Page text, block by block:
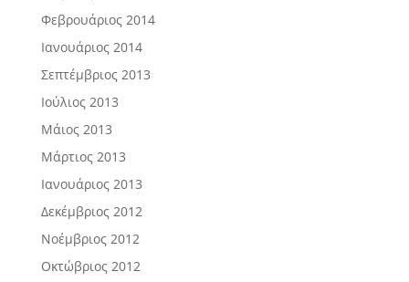
Φεβρουάριος 2014
Ιανουάριος 2014
Σεπτέμβριος 2013
Ιούλιος 2013
Μάιος 2013
Μάρτιος 2013
Ιανουάριος 2013
Δεκέμβριος 2012
Νοέμβριος 2012
Οκτώβριος 2012